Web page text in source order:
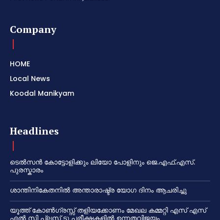
HOME
First News Portal in Irinjalakuda.
Company
HOME
Koodal Manikyam
Headlines